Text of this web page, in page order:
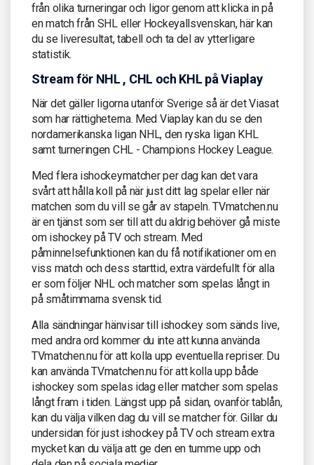
från olika turneringar och ligor genom att klicka in på
en match från SHL eller Hockeyallsvenskan, här kan
du se liveresultat, tabell och ta del av ytterligare
statistik.
Stream för NHL , CHL och KHL på Viaplay
När det gäller ligorna utanför Sverige så är det Viasat
som har rättigheterna. Med Viaplay kan du se den
nordamerikanska ligan NHL, den ryska ligan KHL
samt turneringen CHL - Champions Hockey League.
Med flera ishockeymatcher per dag kan det vara
svårt att hålla koll på när just ditt lag spelar eller när
matchen som du vill se går av stapeln. TVmatchen.nu
är en tjänst som ser till att du aldrig behöver gå miste
om ishockey på TV och stream. Med
påminnelsefunktionen kan du få notifikationer om en
viss match och dess starttid, extra värdefullt för alla
er som följer NHL och matcher som spelas långt in
på småtimmarna svensk tid.
Alla sändningar hänvisar till ishockey som sänds live,
med andra ord kommer du inte att kunna använda
TVmatchen.nu för att kolla upp eventuella repriser. Du
kan använda TVmatchen.nu för att kolla upp både
ishockey som spelas idag eller matcher som spelas
långt fram i tiden. Längst upp på sidan, ovanför tablån,
kan du välja vilken dag du vill se matcher för. Gillar du
undersidan för just ishockey på TV och stream extra
mycket kan du välja att ge den en tumme upp och